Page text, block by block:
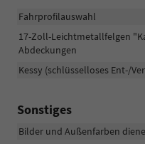
Fahrprofilauswahl
17-Zoll-Leichtmetallfelgen
Abdeckungen
Kessy (schlüsselloses Ent-/
Sonstiges
Bilder und Außenfarben